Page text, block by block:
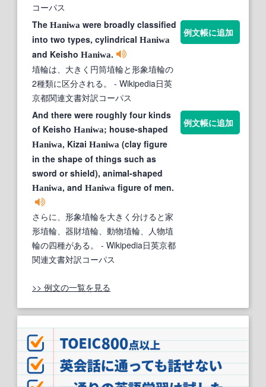
コーパス
The Haniwa were broadly classified
into two types, cylindrical Haniwa
and Keisho Haniwa.
埴輪は、大きく円筒埴輪と形象埴輪の
2種類に区分される。
- Wikipedia日英
京都関連文書対訳コーパス
例文帳に追加
And there were roughly four kinds
of Keisho Haniwa; house-shaped
Haniwa, Kizai Haniwa (clay figure
in the shape of things such as
sword or shield), animal-shaped
Haniwa, and Haniwa figure of men.
さらに、形象埴輪を大きく分けると家
形埴輪、器財埴輪、動物埴輪、人物埴
輪の四種がある。
- Wikipedia日英京都
関連文書対訳コーパス
例文帳に追加
>> 例文の一覧を見る